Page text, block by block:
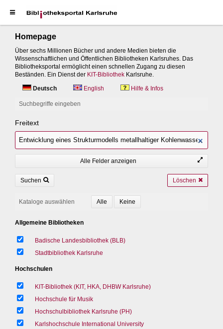
Homepage
Über sechs Millionen Bücher und andere Medien bieten die
Wissenschaftlichen und Öffentlichen Bibliotheken Karlsruhes. Das
Bibliotheksportal ermöglicht einen schnellen Zugang zu diesen
Beständen. Ein Dienst der KIT-Bibliothek Karlsruhe.
Deutsch
English Hilfe & Infos
Suchbegriffe eingeben
Freitext
Alle Felder anzeigen
Suchen Löschen
Kataloge auswählen
Allgemeine Bibliotheken
Badische Landesbibliothek (BLB)
Stadtbibliothek Karlsruhe
Hochschulen
KIT-Bibliothek (KIT, HKA, DHBW Karlsruhe)
Hochschule für Musik
Hochschulbibliothek Karlsruhe (PH)
Karlshochschule International University